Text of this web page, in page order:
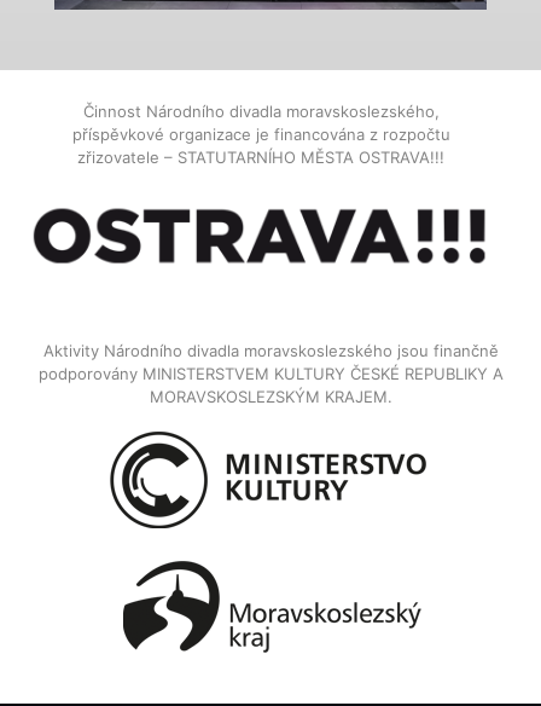
Činnost Národního divadla moravskoslezského,
příspěvkové organizace je financována z rozpočtu
zřizovatele – STATUTARNÍHO MĚSTA OSTRAVA!!!
Aktivity Národního divadla moravskoslezského jsou finančně
podporovány MINISTERSTVEM KULTURY ČESKÉ REPUBLIKY A
MORAVSKOSLEZSKÝM KRAJEM.